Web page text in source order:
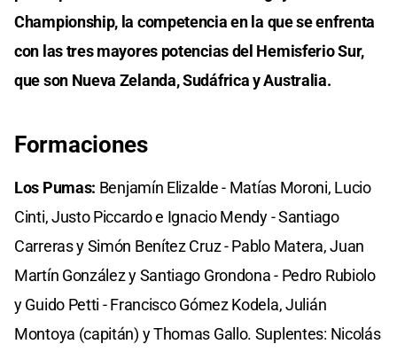
Championship, la competencia en la que se enfrenta
con las tres mayores potencias del Hemisferio Sur,
que son Nueva Zelanda, Sudáfrica y Australia.
Formaciones
Los Pumas: Benjamín Elizalde - Matías Moroni, Lucio
Cinti, Justo Piccardo e Ignacio Mendy - Santiago
Carreras y Simón Benítez Cruz - Pablo Matera, Juan
Martín González y Santiago Grondona - Pedro Rubiolo
y Guido Petti - Francisco Gómez Kodela, Julián
Montoya (capitán) y Thomas Gallo. Suplentes: Nicolás